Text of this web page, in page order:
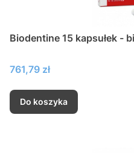
Biodentine 15 kapsułek -
Cena
761,79 zł
Do koszyka